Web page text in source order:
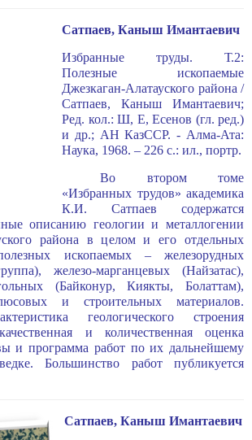
Сатпаев, Каныш Имантаевич
Избранные труды. Т.2:
Полезные ископаемые
Джезкаган-Алатауского района /
Сатпаев, Каныш Имантаевич;
Ред. кол.: Ш, Е, Есенов (гл. ред.)
и др.; АН КазССР. - Алма-Ата:
Наука, 1968. – 226 с.: ил., портр.
Во втором томе
«Избранных трудов» академика
К.И. Сатпаев содержатся
описанию геологии и металлогении
района в целом и его отдельных
ископаемых – железорудных
железо-марганцевых (Найзатас),
(Байконур, Киякты, Болаттам),
и строительных материалов.
геологического строения
и количественная оценка
и программа работ по их дальнейшему
Большинство работ публикуется
Сатпаев, Каныш Имантаевич